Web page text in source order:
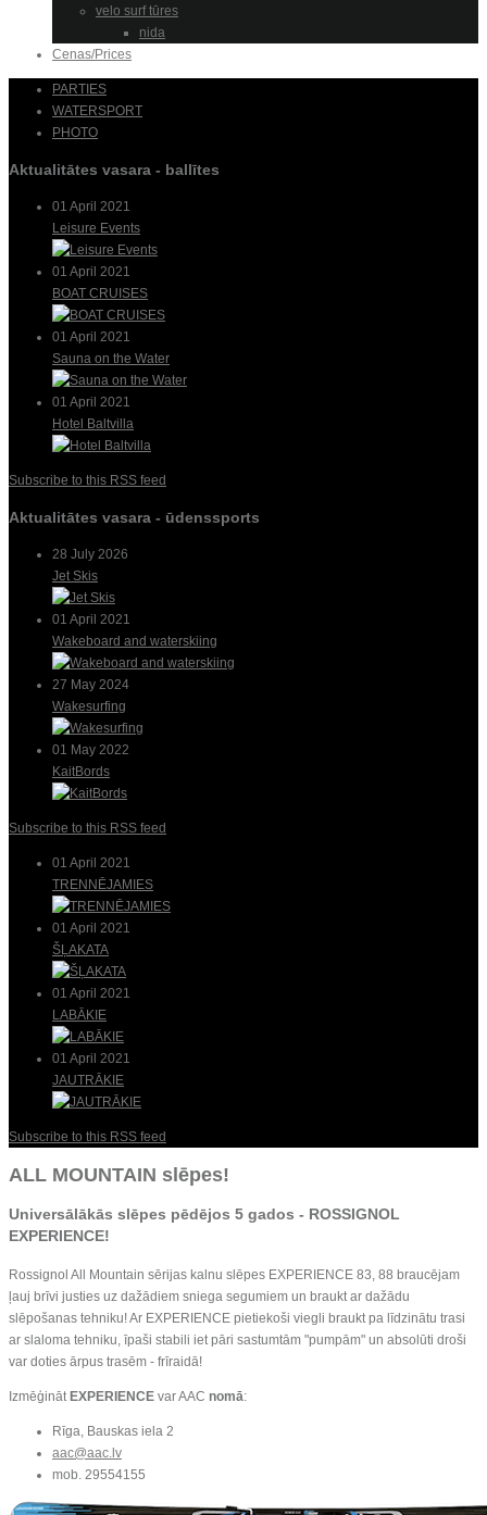
velo surf tūres
nida
Cenas/Prices
PARTIES
WATERSPORT
PHOTO
Aktualitātes vasara - ballītes
01 April 2021
Leisure Events
01 April 2021
BOAT CRUISES
01 April 2021
Sauna on the Water
01 April 2021
Hotel Baltvilla
Subscribe to this RSS feed
Aktualitātes vasara - ūdenssports
28 July 2026
Jet Skis
01 April 2021
Wakeboard and waterskiing
27 May 2024
Wakesurfing
01 May 2022
KaitBords
Subscribe to this RSS feed
01 April 2021
TRENNĒJAMIES
01 April 2021
ŠĻAKATA
01 April 2021
LABĀKIE
01 April 2021
JAUTRĀKIE
Subscribe to this RSS feed
ALL MOUNTAIN slēpes!
Universālākās slēpes pēdējos 5 gados - ROSSIGNOL
EXPERIENCE!
Rossignol All Mountain sērijas kalnu slēpes EXPERIENCE 83, 88 braucējam
ļauj brīvi justies uz dažādiem sniega segumiem un braukt ar dažādu
slēpošanas tehniku! Ar EXPERIENCE pietiekoši viegli braukt pa līdzinātu trasi
ar slaloma tehniku, īpaši stabili iet pāri sastumtām "pumpām" un absolūti droši
var doties ārpus trasēm - frīraidā!
Izmēģināt EXPERIENCE var AAC nomā:
Rīga, Bauskas iela 2
aac@aac.lv
mob. 29554155